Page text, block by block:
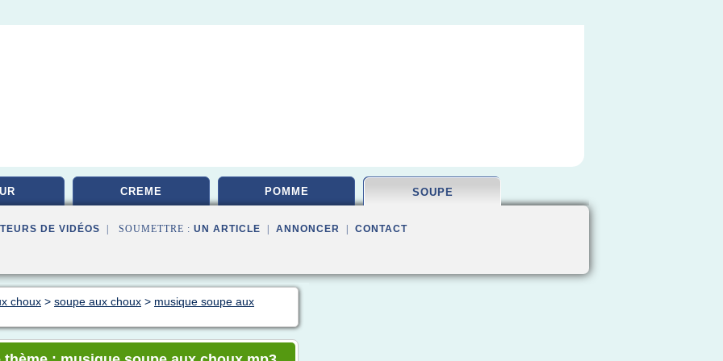
CREME POMME SOUPE
DE VIDÉOS | SOUMETTRE : UN ARTICLE ANNONCER CONTACT
choux > soupe aux choux > musique soupe aux